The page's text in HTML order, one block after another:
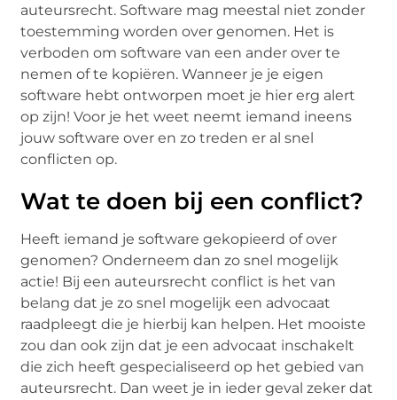
auteursrecht. Software mag meestal niet zonder
toestemming worden over genomen. Het is
verboden om software van een ander over te
nemen of te kopiëren. Wanneer je je eigen
software hebt ontworpen moet je hier erg alert
op zijn! Voor je het weet neemt iemand ineens
jouw software over en zo treden er al snel
conflicten op.
Wat te doen bij een conflict?
Heeft iemand je software gekopieerd of over
genomen? Onderneem dan zo snel mogelijk
actie! Bij een auteursrecht conflict is het van
belang dat je zo snel mogelijk een advocaat
raadpleegt die je hierbij kan helpen. Het mooiste
zou dan ook zijn dat je een advocaat inschakelt
die zich heeft gespecialiseerd op het gebied van
auteursrecht. Dan weet je in ieder geval zeker dat